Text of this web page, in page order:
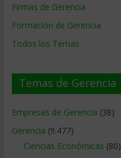
Firmas de Gerencia
Formación de Gerencia
Todos los Temas
Temas de Gerencia
Empresas de Gerencia (38)
Gerencia (9.477)
Ciencias Económicas (80)